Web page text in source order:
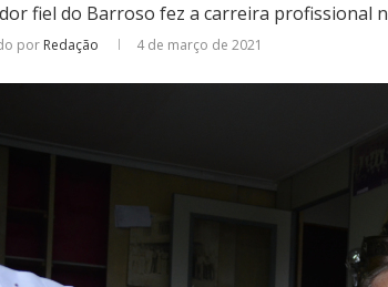
fiel do Barroso fez a carreira profissional
por Redação 4 de março de 2021